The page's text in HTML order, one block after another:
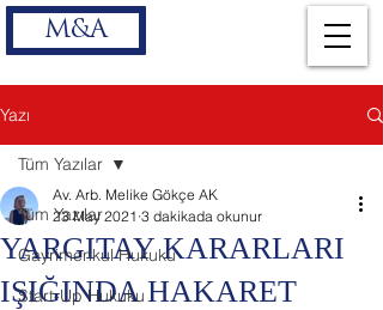
M&A
Yazı
Tüm Yazılar
Gayrimenkul Hukuku
Start-Up Hukuku
Tüm Yazılar
YARGITAY KARARLARI
IŞIĞINDA HAKARET
Av. Arb. Melike Gökçe AK
23 May 2021 3 dakikada okunur